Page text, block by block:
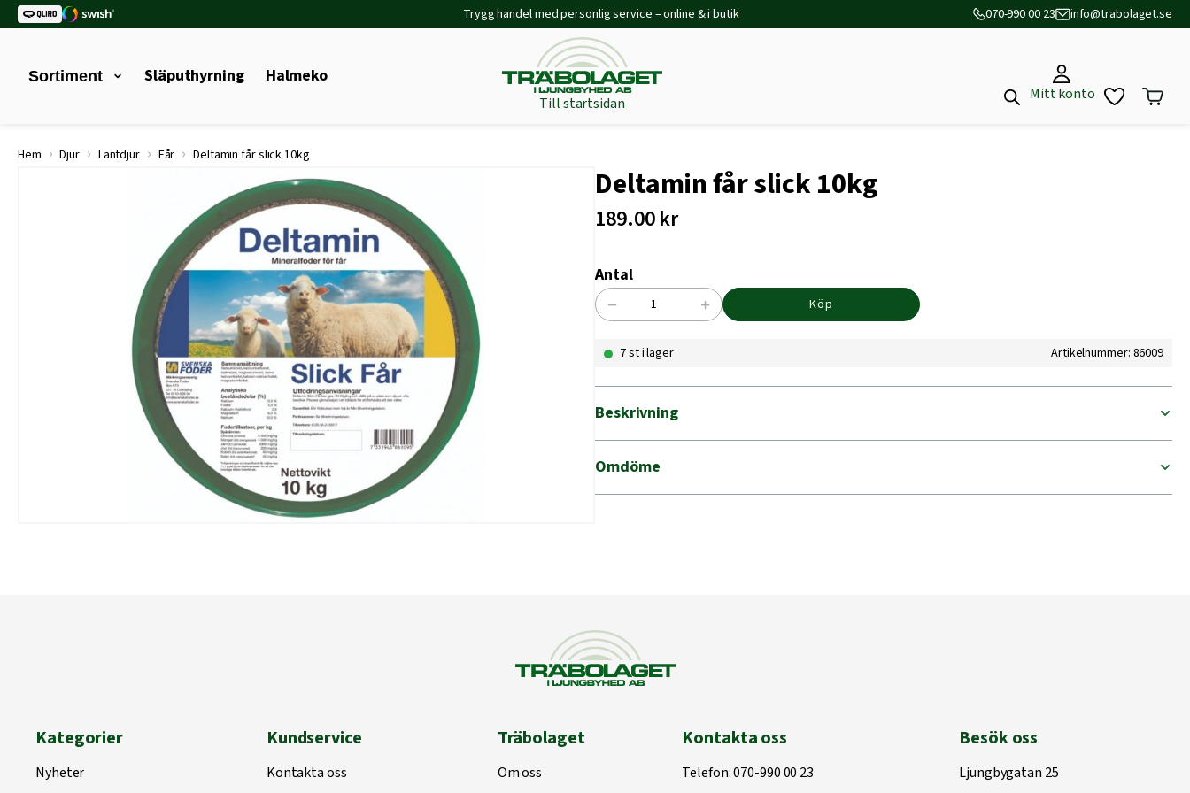
Trygg handel med personlig service – online & i butik 070-990 00 23 info@trabolaget.se
Sortiment Släputhyrning Halmeko
Till startsidan
Mitt konto
Hem › Djur › Lantdjur › Får › Deltamin får slick 10kg
Deltamin får slick 10kg
189.00kr
Antal
Deltamin
slick
mängd
− + Köp
7 st i lager Artikelnummer: 86009
Beskrivning
Omdöme
Kategorier
Nyheter
Kundservice
Kontakta oss
Träbolaget
Om oss
Kontakta oss
Telefon:070-990 00 23
Besök oss
Ljungbygatan 25